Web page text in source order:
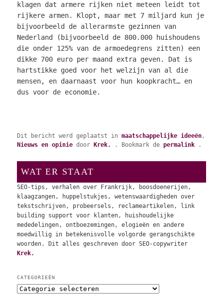
klagen dat armere rijken niet meteen leidt tot
rijkere armen. Klopt, maar met 7 miljard kun je
bijvoorbeeld de allerarmste gezinnen van
Nederland (bijvoorbeeld de 800.000 huishoudens
die onder 125% van de armoedegrens zitten) een
dikke 700 euro per maand extra geven. Dat is
hartstikke goed voor het welzijn van al die
mensen, en daarnaast voor hun koopkracht… en
dus voor de economie.
Dit bericht werd geplaatst inmaatschappelijke ideeën ,
Nieuws en opinie doorKrek. . Bookmark depermalink .
WAT ER STAAT
SEO-tips, verhalen over Frankrijk, boosdoenerijen,
klaagzangen, huppelstukjes, wetenswaardigheden over
tekstschrijven, probeersels, reclameartikelen, link
building support voor klanten, huishoudelijke
mededelingen, ontboezemingen, elogieën en andere
moedwillig in betekenisvolle volgorde gerangschikte
woorden. Dit alles geschreven door SEO-copywriter
Krek.
CATEGORIEËN
C